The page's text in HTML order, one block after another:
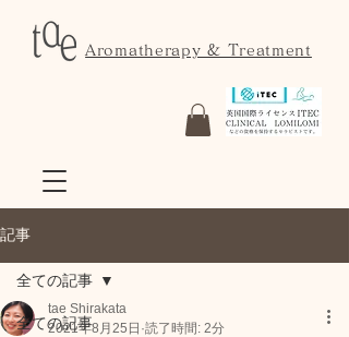
Aromatherapy & Treatment
記事
全ての記事
全ての記事
tae Shirakata
2021年8月25日 読了時間: 2分